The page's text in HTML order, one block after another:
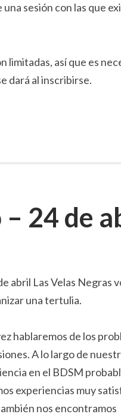
sesión con las que
limitadas, así que es
dará al inscribirse.
24 de
abril Las Velas Negras
una tertulia.
hablaremos de los
A lo largo de
en el BDSM
experiencias muy
nos encontramos